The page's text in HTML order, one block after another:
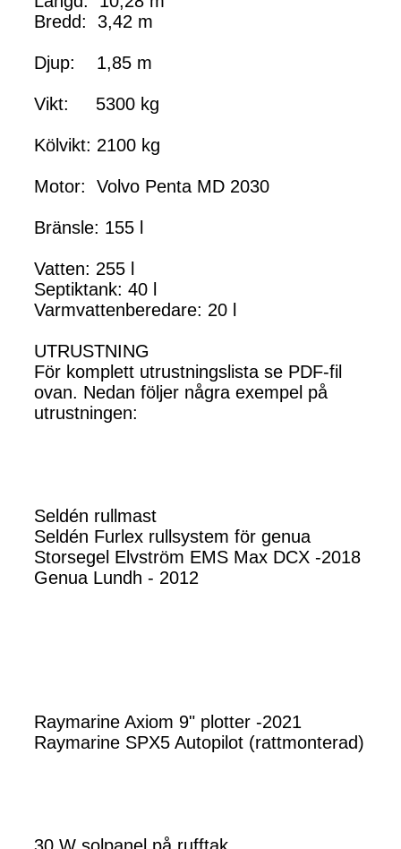
Bredd: 3,42 m
Djup: 1,85 m
Vikt: 5300 kg
Kölvikt: 2100 kg
Motor: Volvo Penta MD 2030
Bränsle: 155 l
Vatten: 255 l
Septiktank: 40 l
Varmvattenberedare: 20 l
UTRUSTNING
För komplett utrustningslista se PDF-fil
ovan. Nedan följer några exempel på
utrustningen:
Seldén rullmast
Seldén Furlex rullsystem för genua
Storsegel Elvström EMS Max DCX -2018
Genua Lundh - 2012
Raymarine Axiom 9" plotter -2021
Raymarine SPX5 Autopilot (rattmonterad)